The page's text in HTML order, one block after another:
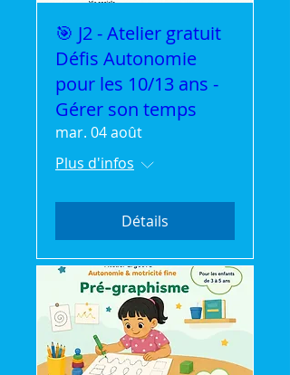
🎯 J2 - Atelier gratuit
Défis Autonomie
pour les 10/13 ans -
Gérer son temps
mar. 04 août
Plus d'infos
Détails